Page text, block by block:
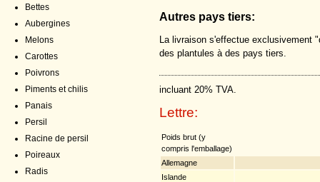
Bettes
Aubergines
Melons
Carottes
Poivrons
Piments et chilis
Panais
Persil
Racine de persil
Poireaux
Radis
Autres pays tiers:
La livraison s'effectue exclusivement
des plantules à des pays tiers.
incluant 20% TVA.
Lettre:
Poids brut (y
compris l'emballage)
Allemagne
Islande